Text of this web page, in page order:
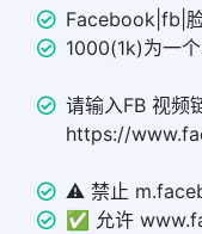
Facebook|fb|
1000(1k)为一
请输入FB 视频
https://
⚠️ 禁止
✅ 允许